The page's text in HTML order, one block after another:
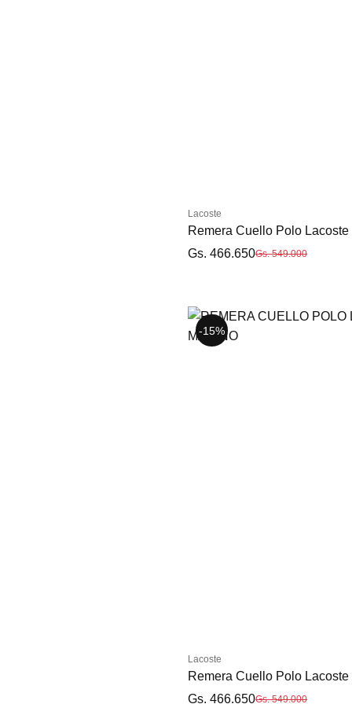
Lacoste
Remera Cuello Polo
Gs. 466.650Gs. 549.000
-15%
Lacoste
Remera Cuello Polo
Gs. 466.650Gs. 549.000
-15%